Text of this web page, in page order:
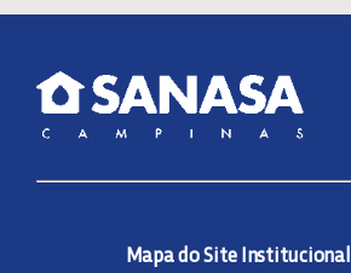
FONTE ALTERNATIVA
Mapa do Site Institucional